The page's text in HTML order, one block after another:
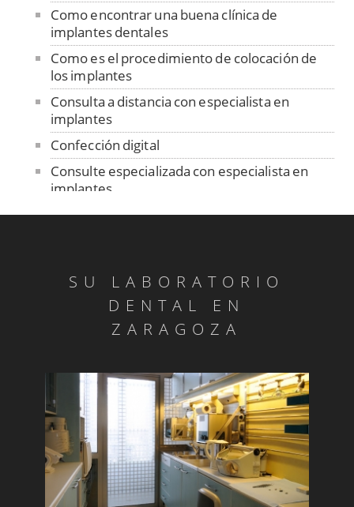
Como encontrar una buena clínica de
implantes dentales
Como es el procedimiento de colocación de
los implantes
Consulta a distancia con especialista en
implantes
Confección digital
Consulte especializada con especialista en
implantes
Contención
Dentadura sobre implantes
Día mundial de la salud bucodental
Endodoncia
Estomatitis
Gingivitis/a>
Glositis
Guía básica sobre la colocación de un implante
SU LABORATORIO
DENTAL EN
ZARAGOZA